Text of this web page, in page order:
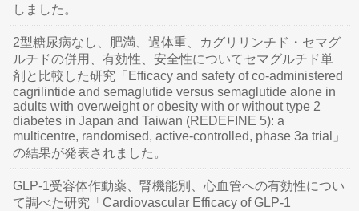
しました。
2型糖尿病なし、肥満、過体重、カグリリンチド・セマグ
ルチドの併用、有効性、安全性についてセマグルチド単
剤と比較した研究「Efficacy and safety of co-administered
cagrilintide and semaglutide versus semaglutide alone in
adults with overweight or obesity with or without type 2
diabetes in Japan and Taiwan (REDEFINE 5): a
multicentre, randomised, active-controlled, phase 3a trial」
の結果が発表されました。
GLP-1受容体作動薬、腎機能別、心血管への有効性につい
て調べた研究「Cardiovascular Efficacy of GLP-1